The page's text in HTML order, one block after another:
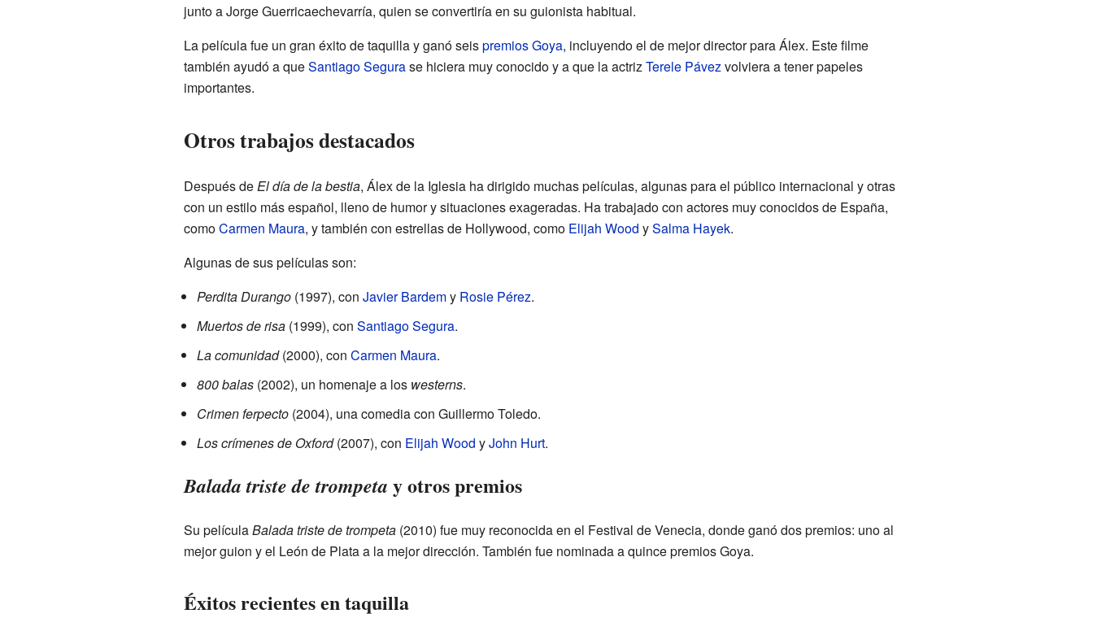
junto a Jorge Guerricaechevarría, quien se convertiría en su guionista habitual.
La película fue un gran éxito de taquilla y ganó seispremios Goya, incluyendo el de mejor director para Álex. Este filme
también ayudó a queSantiago Segurase hiciera muy conocido y a que la actrizTerele Pávezvolviera a tener papeles
importantes.
Otros trabajos destacados
Después deEl día de la bestia, Álex de la Iglesia ha dirigido muchas películas, algunas para el público internacional y otras
con un estilo más español, lleno de humor y situaciones exageradas. Ha trabajado con actores muy conocidos de España,
comoCarmen Maura, y también con estrellas de Hollywood, como Elijah Wood ySalma Hayek.
Algunas de sus películas son:
Perdita Durango(1997), con Javier Bardemy Rosie Pérez.
Muertos de risa(1999), con Santiago Segura.
La comunidad(2000), con Carmen Maura.
800 balas(2002), un homenaje a los westerns.
Crimen ferpecto(2004), una comedia con Guillermo Toledo.
Los crímenes de Oxford(2007), con Elijah Wood yJohn Hurt.
Balada triste de trompeta y otros premios
Su películaBalada triste de trompeta(2010) fue muy reconocida en el Festival de Venecia, donde ganó dos premios: uno al
mejor guion y el León de Plata a la mejor dirección. También fue nominada a quince premios Goya.
Éxitos recientes en taquilla